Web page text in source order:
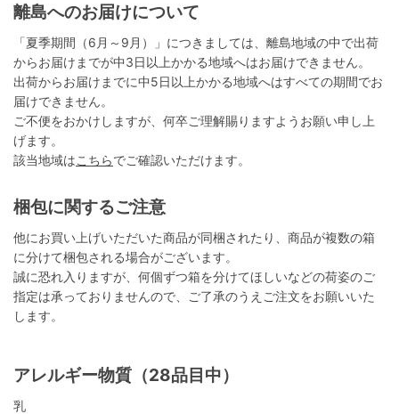
離島へのお届けについて
「夏季期間（6月～9月）」につきましては、離島地域の中で出荷
からお届けまでが中3日以上かかる地域へはお届けできません。
出荷からお届けまでに中5日以上かかる地域へはすべての期間でお
届けできません。
ご不便をおかけしますが、何卒ご理解賜りますようお願い申し上
げます。
該当地域はこちらでご確認いただけます。
梱包に関するご注意
他にお買い上げいただいた商品が同梱されたり、商品が複数の箱
に分けて梱包される場合がございます。
誠に恐れ入りますが、何個ずつ箱を分けてほしいなどの荷姿のご
指定は承っておりませんので、ご了承のうえご注文をお願いいた
します。
アレルギー物質（28品目中）
乳